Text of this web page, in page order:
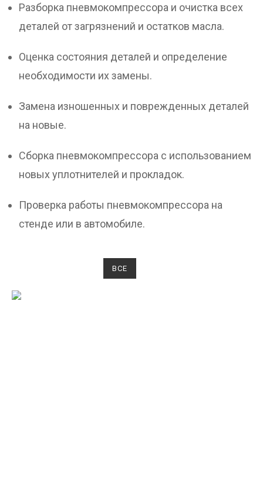
Разборка пневмокомпрессора и очистка всех
деталей от загрязнений и остатков масла.
Оценка состояния деталей и определение
необходимости их замены.
Замена изношенных и поврежденных деталей
на новые.
Сборка пневмокомпрессора с использованием
новых уплотнителей и прокладок.
Проверка работы пневмокомпрессора на
стенде или в автомобиле.
ВСЕ